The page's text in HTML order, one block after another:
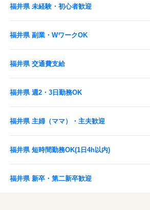
福井県 未経験・初心者歓迎
福井県 副業・WワークOK
福井県 交通費支給
福井県 週2・3日勤務OK
福井県 主婦（ママ）・主夫歓迎
福井県 短時間勤務OK(1日4h以内)
福井県 新卒・第二新卒歓迎